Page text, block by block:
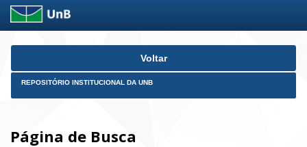
Skip
Voltar
REPOSITÓRIO INSTITUCIONAL DA UNB
Página de Busca